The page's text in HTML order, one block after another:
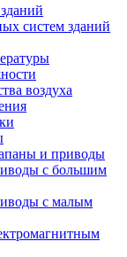
систем зданий
воздуха
и приводы
с большим
с малым